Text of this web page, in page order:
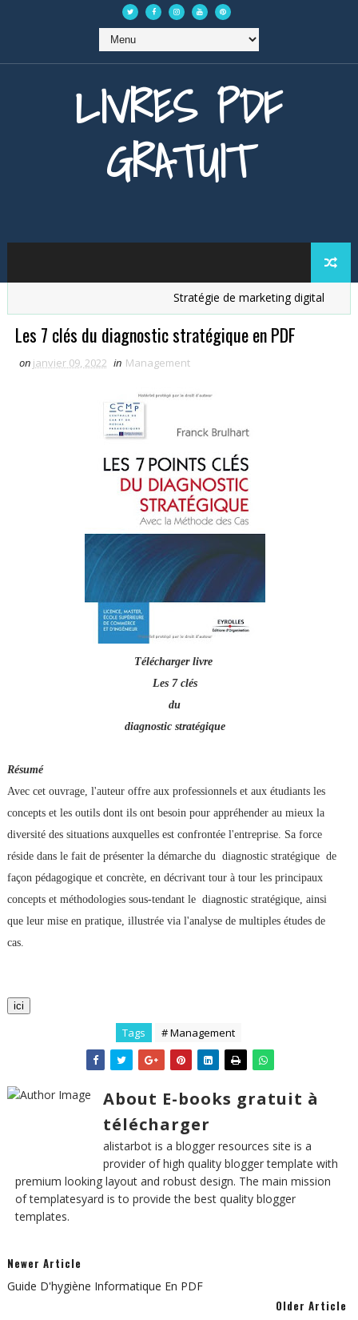
LIVRES PDF
GRATUIT
Stratégie de marketing digital
Les 7 clés du diagnostic stratégique en PDF
on janvier 09, 2022 in Management
Télécharger livre
Les 7 clés
du
diagnostic stratégique
Résumé
Avec cet ouvrage, l'auteur offre aux professionnels et aux étudiants les
concepts et les outils dont ils ont besoin pour appréhender au mieux la
diversité des situations auxquelles est confrontée l'entreprise. Sa force
réside dans le fait de présenter la démarche du diagnostic stratégique de
façon pédagogique et concrète, en décrivant tour à tour les principaux
concepts et méthodologies sous-tendant le diagnostic stratégique, ainsi
que leur mise en pratique, illustrée via l'analyse de multiples études de
cas.
ici
Tags # Management
About E-books gratuit à
télécharger
alistarbot is a blogger resources site is a
provider of high quality blogger template with
premium looking layout and robust design. The main mission
of templatesyard is to provide the best quality blogger
templates.
Newer Article
Guide D'hygiène Informatique En PDF
Older Article